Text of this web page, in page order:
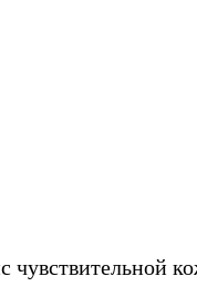
чувствительной